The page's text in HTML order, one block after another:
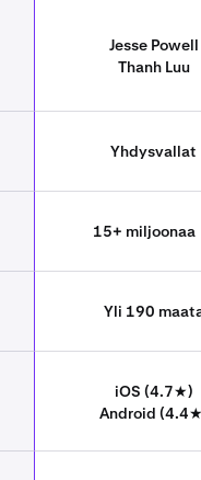
Jesse Powell
Thanh Luu
Yhdysvallat
15+ miljoonaa
Yli 190
iOS (4.7★)
Android